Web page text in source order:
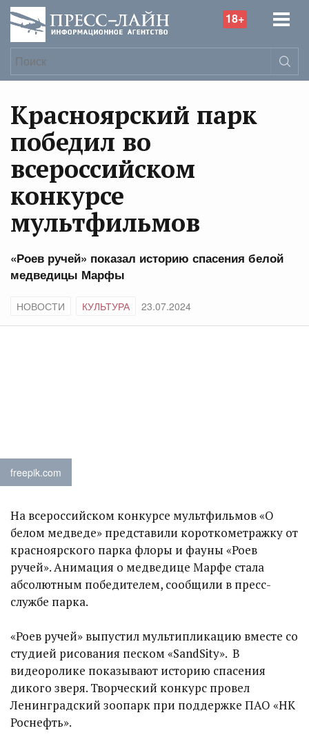
18+
Красноярский парк
победил во
всероссийском
конкурсе
мультфильмов
«Роев ручей» показал историю спасения белой
медведицы Марфы
НОВОСТИ КУЛЬТУРА 23.07.2024
freepik.com
На всероссийском конкурсе мультфильмов «О
белом медведе» представили короткометражку от
красноярского парка флоры и фауны «Роев
ручей». Анимация о медведице Марфе стала
абсолютным победителем, сообщили в пресс-
службе парка.
«Роев ручей» выпустил мультипликацию вместе со
студией рисования песком «SandSity». В
видеоролике показывают историю спасения
дикого зверя. Творческий конкурс провел
Ленинградский зоопарк при поддержке ПАО «НК
Роснефть».